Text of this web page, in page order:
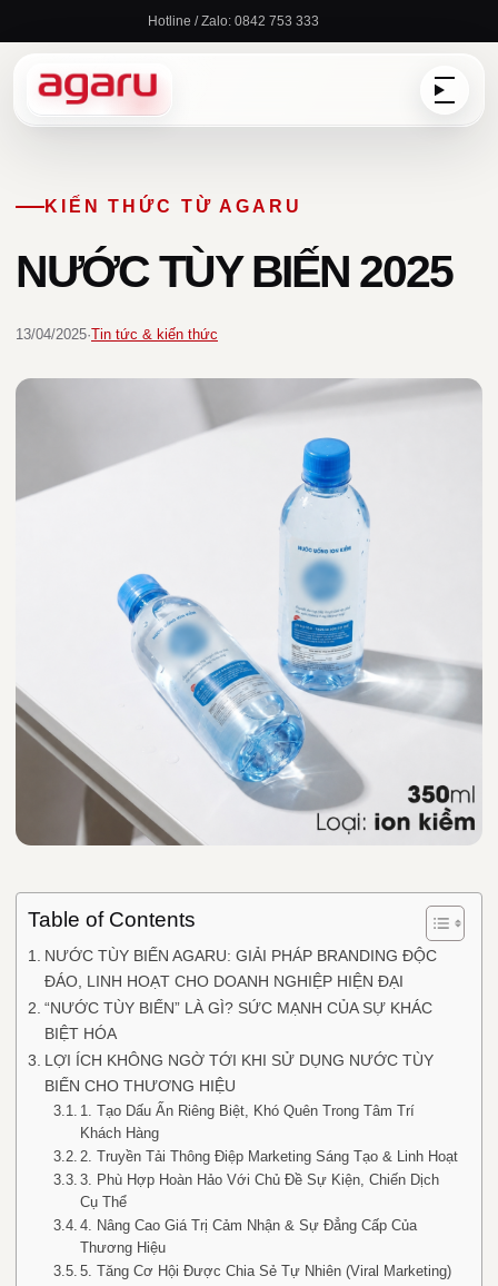
nội
Hotline / Zalo: 0842 753 333
KIẾN THỨC TỪ AGARU
NƯỚC TÙY BIẾN 2025
13/04/2025·Tin tức & kiến thức
Table of Contents
NƯỚC TÙY BIẾN AGARU: GIẢI PHÁP BRANDING ĐỘC
ĐÁO, LINH HOẠT CHO DOANH NGHIỆP HIỆN ĐẠI
“NƯỚC TÙY BIẾN” LÀ GÌ? SỨC MẠNH CỦA SỰ KHÁC
BIỆT HÓA
LỢI ÍCH KHÔNG NGỜ TỚI KHI SỬ DỤNG NƯỚC TÙY
BIẾN CHO THƯƠNG HIỆU
1. Tạo Dấu Ấn Riêng Biệt, Khó Quên Trong Tâm Trí
Khách Hàng
2. Truyền Tải Thông Điệp Marketing Sáng Tạo & Linh Hoạt
3. Phù Hợp Hoàn Hảo Với Chủ Đề Sự Kiện, Chiến Dịch
Cụ Thể
4. Nâng Cao Giá Trị Cảm Nhận & Sự Đẳng Cấp Của
Thương Hiệu
5. Tăng Cơ Hội Được Chia Sẻ Tự Nhiên (Viral Marketing)